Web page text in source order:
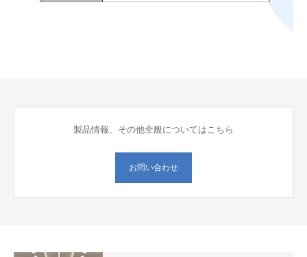
製品情報、その他全般についてはこちら
お問い合わせ